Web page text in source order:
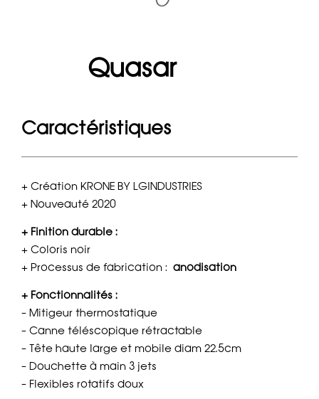
Quasar
Caractéristiques
+ Création KRONE BY LGINDUSTRIES
+ Nouveauté 2020
+ Finition durable :
+ Coloris noir
+ Processus de fabrication : anodisation
+ Fonctionnalités :
– Mitigeur thermostatique
– Canne téléscopique rétractable
– Tête haute large et mobile diam 22.5cm
– Douchette à main 3 jets
– Flexibles rotatifs doux